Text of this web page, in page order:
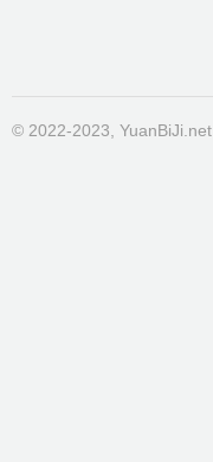
© 2022-2023, YuanBiJi.net